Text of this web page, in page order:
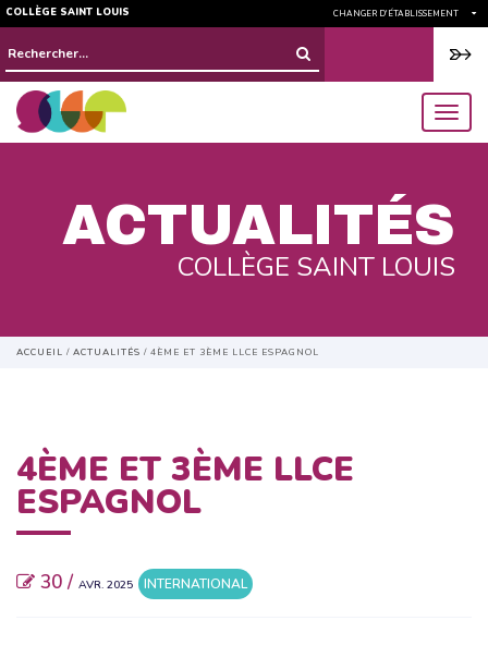
COLLÈGE SAINT LOUIS CHANGER D'ÉTABLISSEMENT
Rechercher :
menu
ACTUALITÉS
COLLÈGE SAINT LOUIS
ACCUEIL / ACTUALITÉS / 4ÈME ET 3ÈME LLCE ESPAGNOL
4ÈME ET 3ÈME LLCE
ESPAGNOL
30 / AVR. 2025 INTERNATIONAL